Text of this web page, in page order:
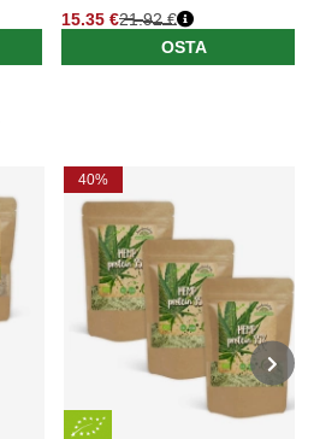
15.35 €21.92 €
OSTA
40%